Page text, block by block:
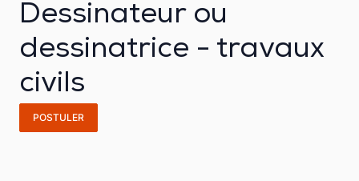
Dessinateur ou
dessinatrice - travaux
civils
POSTULER